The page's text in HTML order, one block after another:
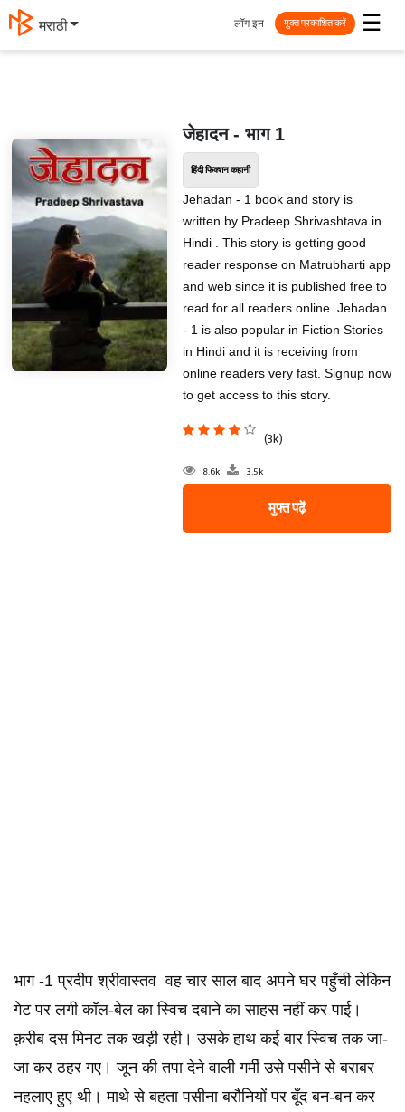
मराठी ☰
लॉग इन मुक्त प्रकाशित करें
जेहादन - भाग 1
हिंदी फिक्शन कहानी
Jehadan - 1 book and story is
written by Pradeep Shrivashtava in
Hindi . This story is getting good
reader response on Matrubharti app
and web since it is published free to
read for all readers online. Jehadan
- 1 is also popular in Fiction Stories
in Hindi and it is receiving from
online readers very fast. Signup now
to get access to this story.
(3k)
8.6k 3.5k
मुफ्त पढ़ें
भाग -1 प्रदीप श्रीवास्तव वह चार साल बाद अपने घर पहुँची लेकिन
गेट पर लगी कॉल-बेल का स्विच दबाने का साहस नहीं कर पाई।
क़रीब दस मिनट तक खड़ी रही। उसके हाथ कई बार स्विच तक जा-
जा कर ठहर गए। जून की तपा देने वाली गर्मी उसे पसीने से बराबर
नहलाए हुए थी। माथे से बहता पसीना बरौनियों पर बूँद बन-बन कर